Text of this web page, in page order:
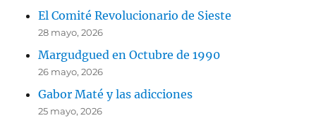
El Comité Revolucionario de Sieste
28 mayo, 2026
Margudgued en Octubre de 1990
26 mayo, 2026
Gabor Maté y las adicciones
25 mayo, 2026